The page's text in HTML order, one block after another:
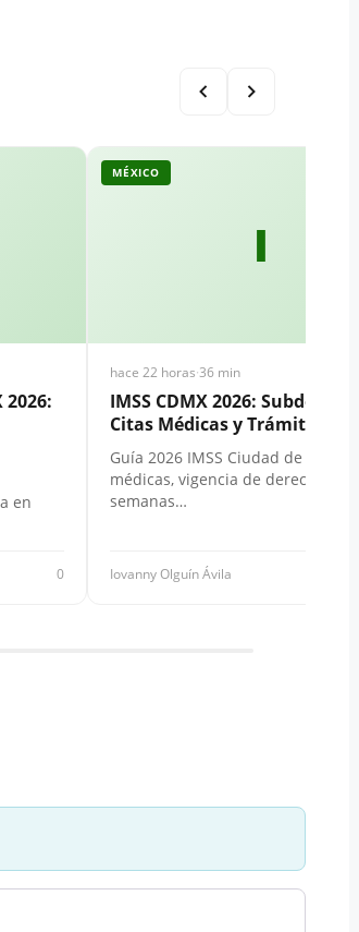
2026:
en
0
I
MÉXICO
hace 22 horas·36 min
IMSS CDMX 2026:
Citas Médicas y Trámites
Guía 2026 IMSS Ciudad de México:
médicas, vigencia de derechos,
semanas…
Iovanny Olguín Ávila